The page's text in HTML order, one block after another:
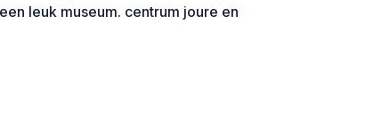
leuk museum. centrum joure en